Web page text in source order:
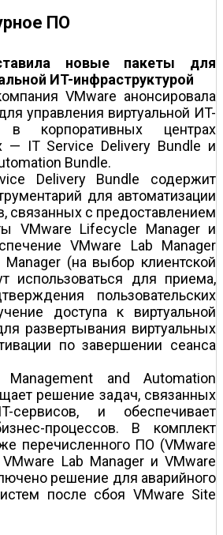
ПО
новые пакеты для
ИT-инфраструктурой
VMware анонсировала
управления виртуальной ИT-
в корпоративных центрах
— IT Service Delivery Bundle и
Bundle.
Delivery Bundle содержит
для автоматизации
связанных с предоставлением
VMware Lifecycle Manager и
VMware Lab Manager
(на выбор клиентской
использоваться для приема,
пользовательских
доступа к виртуальной
развертывания виртуальных
по завершении сеанса
Management and Automation
решение задач, связанных
сервисов, и обеспечивает
процессов. В комплект
перечисленного ПО (VMware
Lab Manager и VMware
решение для аварийного
после сбоя VMware Site